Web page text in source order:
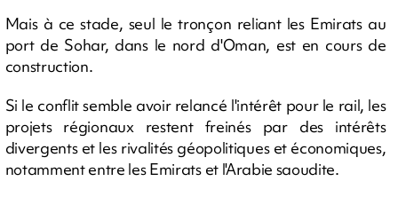
Mais à ce stade, seul le tronçon reliant les Emirats au
port de Sohar, dans le nord d'Oman, est en cours de
construction.
Si le conflit semble avoir relancé l'intérêt pour le rail, les
projets régionaux restent freinés par des intérêts
divergents et les rivalités géopolitiques et économiques,
notamment entre les Emirats et l'Arabie saoudite.